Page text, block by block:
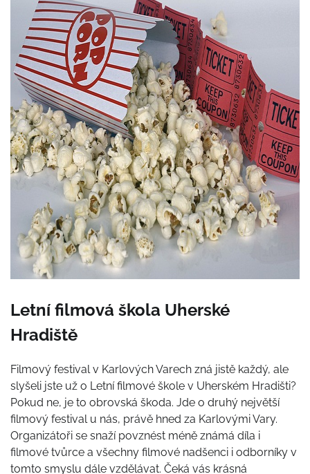
Letní filmová škola Uherské
Hradiště
Filmový festival v Karlových Varech zná jistě každý, ale
slyšeli jste už o Letní filmové škole v Uherském Hradišti?
Pokud ne, je to obrovská škoda. Jde o druhý největší
filmový festival u nás, právě hned za Karlovými Vary.
Organizátoři se snaží povznést méně známá díla i
filmové tvůrce a všechny filmové nadšenci i odborníky v
tomto smyslu dále vzdělávat. Čeká vás krásná